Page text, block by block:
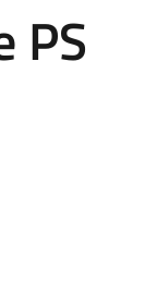
PS